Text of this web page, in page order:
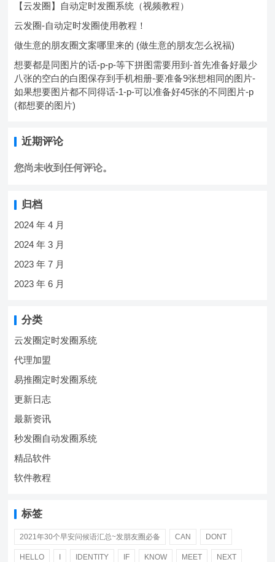
【云发圈】自动定时发圈系统（视频教程）
云发圈-自动定时发圈使用教程！
做生意的朋友圈文案哪里来的 (做生意的朋友怎么祝福)
想要都是同图片的话-p-p-等下拼图需要用到-首先准备好最少
八张的空白的白图保存到手机相册-要准备9张想相同的图片-
如果想要图片都不同得话-1-p-可以准备好45张的不同图片-p
(都想要的图片)
近期评论
您尚未收到任何评论。
归档
2024 年 4 月
2024 年 3 月
2023 年 7 月
2023 年 6 月
分类
云发圈定时发圈系统
代理加盟
易推圈定时发圈系统
更新日志
最新资讯
秒发圈自动发圈系统
精品软件
软件教程
标签
2021年30个早安问候语汇总~发朋友圈必备 CAN DONT
HELLO IDENTITY IF KNOW MEET NEXT